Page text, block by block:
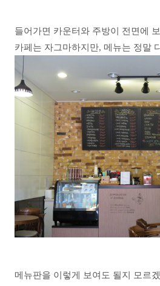
들어가면 카운터와 주방이 전면에
카페는 자그마하지만, 메뉴는 정말
메뉴판을 이렇게 보여도 될지 모르